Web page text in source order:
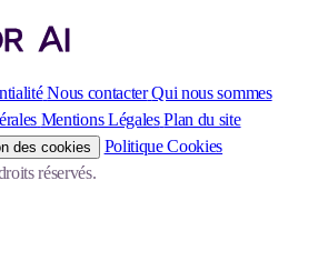
Nous contacter Qui nous sommes
Mentions Légales Plan du site
des cookies
Politique Cookies
réservés.